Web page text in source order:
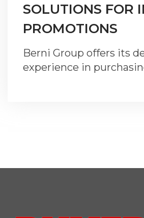
SOLUTIONS FOR
PROMOTIONS
Berni Group offers its
experience in